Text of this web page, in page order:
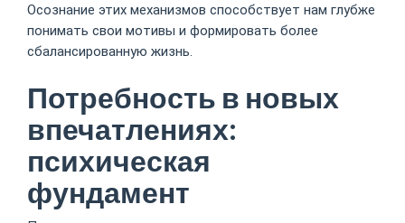
Осознание этих механизмов способствует нам глубже
понимать свои мотивы и формировать более
сбалансированную жизнь.
Потребность в новых
впечатлениях:
психическая
фундамент